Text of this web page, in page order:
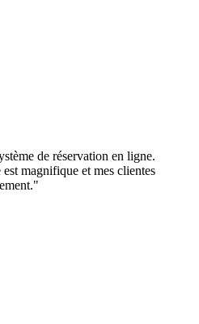
de réservation en ligne.
magnifique et mes clientes
"